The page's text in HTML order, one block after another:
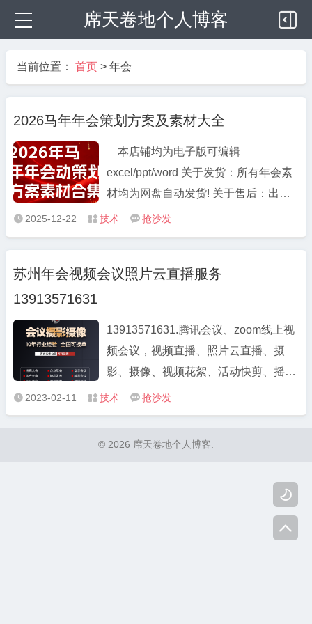
席天卷地个人博客


当前位置： 首页 > 年会
2026马年年会策划方案及素材大全
本店铺均为电子版可编辑
excel/ppt/word 关于发货：所有年会素
材均为网盘自动发货! 关于售后：出售
商品均为可复制性，不支持退换货!非实
物，不发快递! 关于模板：本店仅出售
excel/ppt文件的编辑修改需使用电脑，
 2025-12-22  技术  抢沙发
苏州年会视频会议照片云直播服务
13913571631
13913571631.腾讯会议、zoom线上视
频会议，视频直播、照片云直播、摄
影、摄像、视频花絮、活动快剪、摇
臂、航拍，招商大会、企业年会、医学
会议、房产开盘、新品发布、教学会
 2023-02-11  技术  抢沙发
© 2026 席天卷地个人博客.